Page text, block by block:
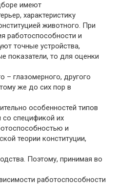
имеют
характеристику
животного. При
работоспособности и
точные устройства,
показатели, то для оценки
– глазомерного, другого
же до сих пор в
особенностей типов
со спецификой их
и
теории конституции,
Поэтому, принимая во
работоспособности